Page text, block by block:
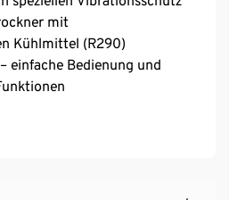
mit
Kühlmittel (R290)
einfache Bedienung und
trocknet schonend und